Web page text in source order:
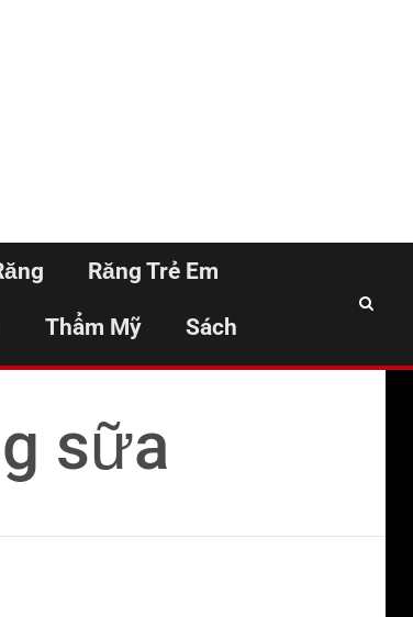
Răng Trẻ Em
Thẩm Mỹ Sách
sữa